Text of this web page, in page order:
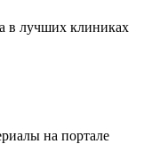
в лучших клиниках
на портале